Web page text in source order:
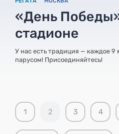
«День
стадионе
У нас есть традиция — каждое
парусом! Присоединяйтесь!
1 2 3 4